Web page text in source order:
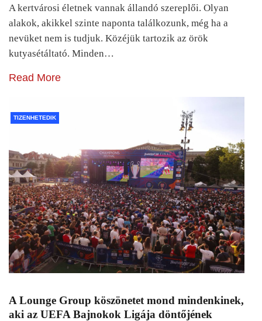
A kertvárosi életnek vannak állandó szereplői. Olyan
alakok, akikkel szinte naponta találkozunk, még ha a
nevüket nem is tudjuk. Közéjük tartozik az örök
kutyasétáltató. Minden…
Read More
TIZENHETEDIK
A Lounge Group köszönetet mond mindenkinek,
aki az UEFA Bajnokok Ligája döntőjének